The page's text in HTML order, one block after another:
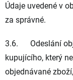
Údaje uvedené v
za správné.
3.6. Odeslání
kupujícího, který
objednávané